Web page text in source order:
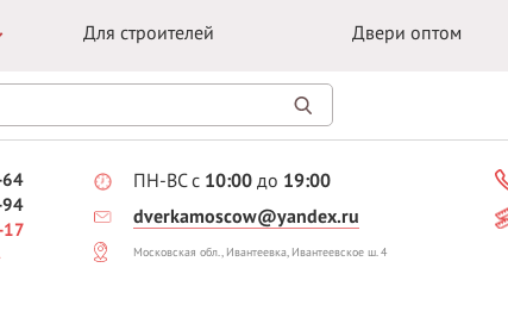
Для строителей Двери оптом
ПН-ВС с 10:00 до 19:00
dverkamoscow@yandex.ru
Московская обл., Ивантеевка, Ивантеевское ш. 4